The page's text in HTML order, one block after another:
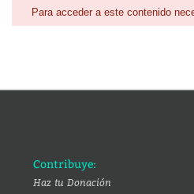
Para acceder a este contenido
Contribuye:
Haz tu Donación